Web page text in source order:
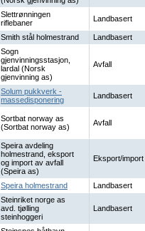
Slettrønningen
riflebaner
Landbasert
Smith stål holmestrand
Landbasert
Sogn
gjenvinningsstasjon,
lardal (Norsk
gjenvinning as)
Avfall
Solum pukkverk -
massedisponering
Landbasert
Sortbat norway as
(Sortbat norway as)
Avfall
Speira avdeling
holmestrand, eksport
og import av avfall
(Speira as)
Eksport/import
Speira holmestrand
Landbasert
Steinriket norge as
avd. tjølling
steinhoggeri
Landbasert